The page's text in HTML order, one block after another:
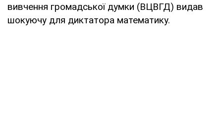
вивчення громадської думки (ВЦВГД) видав
шокуючу для диктатора математику.